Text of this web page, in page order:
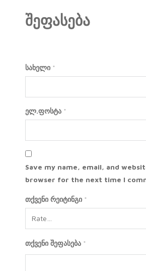
შეფასება
სახელი *
ელ.ფოსტა *
Save my name, email, and
browser for the next time I
თქვენი რეიტინგი *
თქვენი შეფასება *